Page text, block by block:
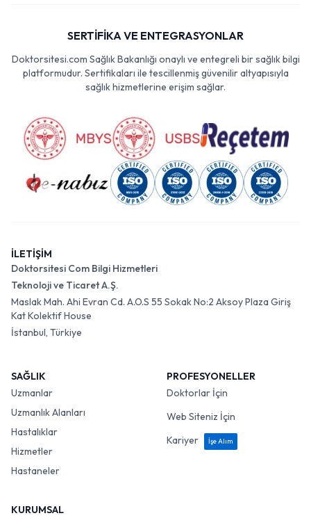
SERTİFİKA VE ENTEGRASYONLAR
Doktorsitesi.com Sağlık Bakanlığı onaylı ve entegreli bir sağlık bilgi
platformudur. Sertifikaları ile tescillenmiş güvenilir altyapısıyla
sağlık hizmetlerine erişim sağlar.
İLETİŞİM
Doktorsitesi Com Bilgi Hizmetleri
Teknoloji ve Ticaret A.Ş.
Maslak Mah. Ahi Evran Cd. A.O.S 55 Sokak No:2 Aksoy Plaza Giriş
Kat Kolektif House
İstanbul, Türkiye
SAĞLIK
Uzmanlar
Uzmanlık Alanları
Hastalıklar
Hizmetler
Hastaneler
PROFESYONELLER
Doktorlar İçin
Web Siteniz İçin
Kariyer
İşe Alım
KURUMSAL